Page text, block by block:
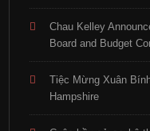
Chau Kelley
Board and Budget
Tiệc Mừng Xuân
Hampshire